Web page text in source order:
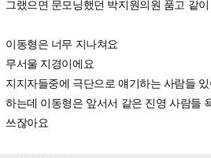
그랬으면 문모닝했던 박지원의원 품고 같
이동형은 너무 지나쳐요
무서울 지경이에요
지지자들중에 극단으로 얘기하는 사람들
하는데 이동형은 앞서서 같은 진영 사람들
쓰잖아요